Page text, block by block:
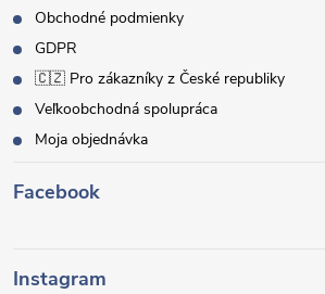
Obchodné podmienky
GDPR
🇨🇿 Pro zákazníky z České republiky
Veľkoobchodná spolupráca
Moja objednávka
Facebook
Instagram